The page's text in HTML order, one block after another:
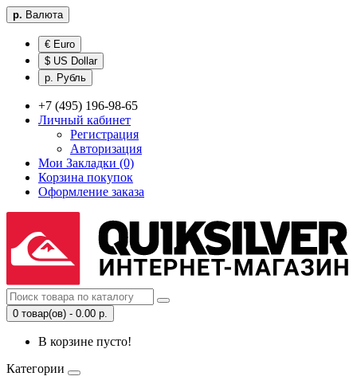
р. Валюта
€ Euro
$ US Dollar
р. Рубль
+7 (495) 196-98-65
Личный кабинет
Регистрация
Авторизация
Мои Закладки (0)
Корзина покупок
Оформление заказа
0 товар(ов) - 0.00 р.
В корзине пусто!
Категории